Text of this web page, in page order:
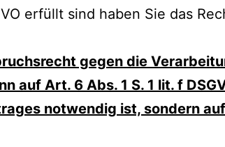
erfüllt sind haben Sie das
gegen die
auf Art. 6 Abs. 1 S. 1 lit. f
notwendig ist, sondern